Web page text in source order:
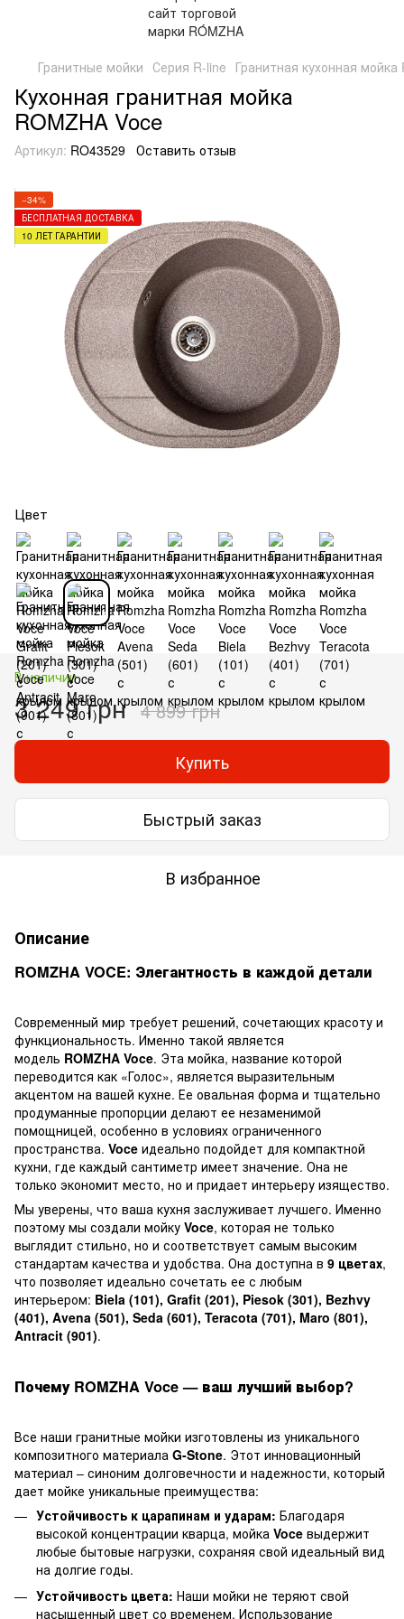
Гранитные мойки Серия R-line Гранитная кухонная
Кухонная гранитная мойка
ROMZHA Voce
Артикул: RO43529 Оставить отзыв
−34%
БЕСПЛАТНАЯ ДОСТАВКА
10 ЛЕТ ГАРАНТИИ
Цвет
В наличии
3 249 грн 4 899 грн
Купить
Быстрый заказ
В избранное
Описание
ROMZHA VOCE: Элегантность в каждой детали
Современный мир требует решений, сочетающих красоту и
функциональность. Именно такой является
модель ROMZHA Voce. Эта мойка, название которой
переводится как «Голос», является выразительным
акцентом на вашей кухне. Ее овальная форма и тщательно
продуманные пропорции делают ее незаменимой
помощницей, особенно в условиях ограниченного
пространства. Voce идеально подойдет для компактной
кухни, где каждый сантиметр имеет значение. Она не
только экономит место, но и придает интерьеру изящество.
Мы уверены, что ваша кухня заслуживает лучшего. Именно
поэтому мы создали мойку Voce, которая не только
выглядит стильно, но и соответствует самым высоким
стандартам качества и удобства. Она доступна в 9 цветах,
что позволяет идеально сочетать ее с любым
интерьером: Biela (101), Grafit (201), Piesok (301), Bezhvy
(401), Avena (501), Seda (601), Teracota (701), Maro (801),
Antracit (901).
Почему ROMZHA Voce — ваш лучший выбор?
Все наши гранитные мойки изготовлены из уникального
композитного материала G-Stone. Этот инновационный
материал – синоним долговечности и надежности, который
дает мойке уникальные преимущества:
Устойчивость к царапинам и ударам: Благодаря
высокой концентрации кварца, мойка Voce выдержит
любые бытовые нагрузки, сохраняя свой идеальный вид
на долгие годы.
Устойчивость цвета: Наши мойки не теряют свой
насыщенный цвет со временем. Использование